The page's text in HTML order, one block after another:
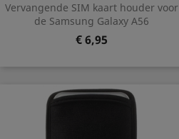
Vervangende SIM kaart houder voor
de Samsung Galaxy A56
Prijs
€ 6,95